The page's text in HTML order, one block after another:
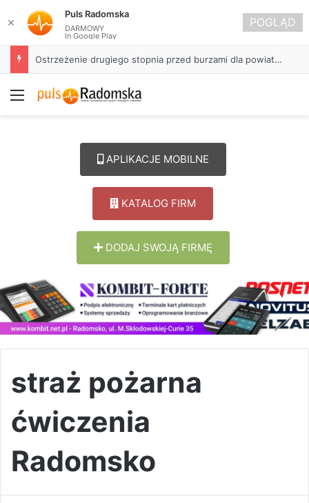
Ostrzeżenie drugiego stopnia przed burzami dla powiatu radomszczańskiego
Menu
APLIKACJE MOBILNE
KATALOG FIRM
DODAJ SWOJĄ FIRMĘ
straż pożarna
ćwiczenia
Radomsko
✕
Puls Radomska
DARMOWY
In Google Play
POGLĄD